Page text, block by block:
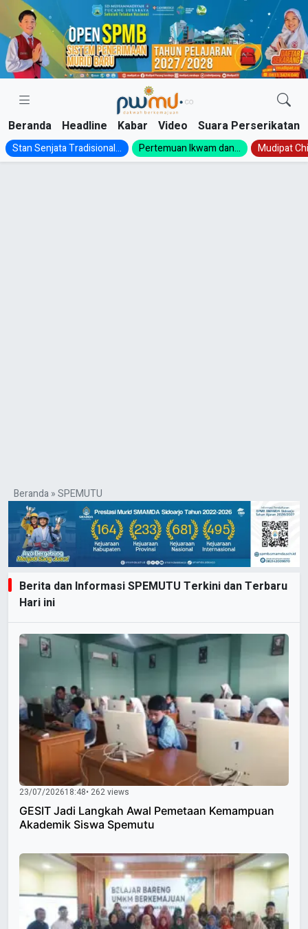
Skip
content
Beranda Headline Kabar Video Suara Perserikatan
Stan Senjata Tradisional... Pertemuan Ikwam dan... Mudipat
Beranda»SPEMUTU
Berita dan Informasi SPEMUTU Terkini dan Terbaru
Hari ini
23/07/202618:48• 262 views
GESIT Jadi Langkah Awal Pemetaan Kemampuan
Akademik Siswa Spemutu